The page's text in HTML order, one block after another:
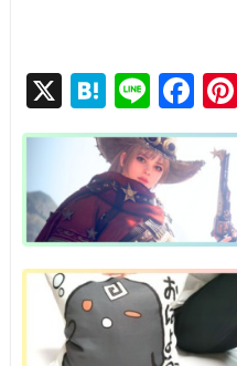
X H
at
e
n
a
Li
n
e
F
a
c
b
o
o
k